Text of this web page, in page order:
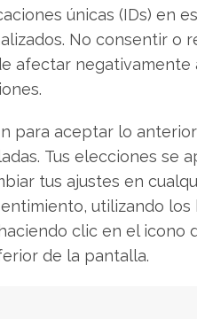
únicas (IDs) en
No consentir o
afectar negativamente
para aceptar lo
Tus elecciones se
tus ajustes en
utilizando los
clic en el icono
de la pantalla.
¿Será suficiente la
el pujante mercado de
procedente de los
todavía está por
en valor
quiero mostrarte algo
estrategia de inversión
del mercado.
generan